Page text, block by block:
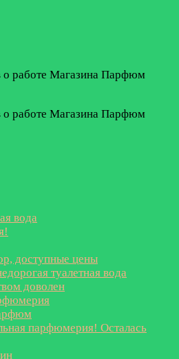
вода
доступные цены
туалетная вода
доволен
парфюмерия! Осталась